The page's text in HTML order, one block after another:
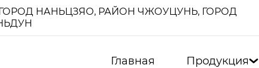
НАНЬЦЗЯО, РАЙОН ЧЖОУЦУНЬ, ГОРОД
Главная Продукция